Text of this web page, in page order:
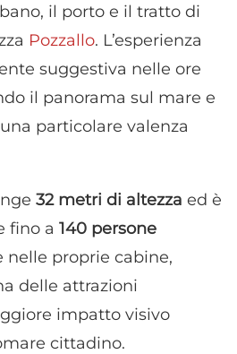
il porto e il tratto di
Pozzallo. L’esperienza
suggestiva nelle ore
il panorama sul mare e
particolare valenza
32 metri di altezza ed è
fino a 140 persone
proprie cabine,
delle attrazioni
impatto visivo
cittadino.